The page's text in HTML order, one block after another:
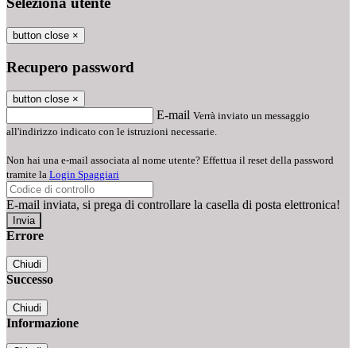
button close ×
Recupero password
button close ×
E-mail Verrà inviato un messaggio
all'indirizzo indicato con le istruzioni necessarie.
Non hai una e-mail associata al nome utente? Effettua il reset della password
tramite la Login Spaggiari
E-mail inviata, si prega di controllare la casella di posta elettronica!
Errore
Chiudi
Successo
Chiudi
Informazione